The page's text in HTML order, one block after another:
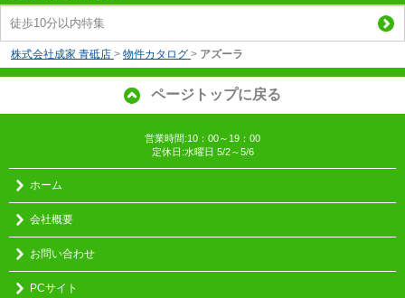
徒歩10分以内特集
株式会社成家 青砥店 > 物件カタログ > アズーラ
ページトップに戻る
営業時間:10：00～19：00
定休日:水曜日 5/2～5/6
ホーム
会社概要
お問い合わせ
PCサイト